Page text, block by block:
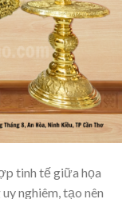
tinh tế giữa họa
nghiêm, tạo nên